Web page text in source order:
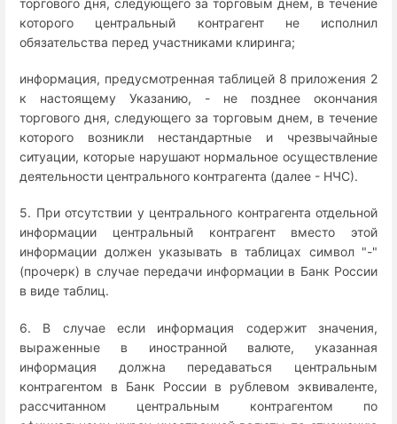
торгового дня, следующего за торговым днем, в течение
которого центральный контрагент не исполнил
обязательства перед участниками клиринга;
информация, предусмотренная таблицей 8 приложения 2
к настоящему Указанию, - не позднее окончания
торгового дня, следующего за торговым днем, в течение
которого возникли нестандартные и чрезвычайные
ситуации, которые нарушают нормальное осуществление
деятельности центрального контрагента (далее - НЧС).
5. При отсутствии у центрального контрагента отдельной
информации центральный контрагент вместо этой
информации должен указывать в таблицах символ "-"
(прочерк) в случае передачи информации в Банк России
в виде таблиц.
6. В случае если информация содержит значения,
выраженные в иностранной валюте, указанная
информация должна передаваться центральным
контрагентом в Банк России в рублевом эквиваленте,
рассчитанном центральным контрагентом по